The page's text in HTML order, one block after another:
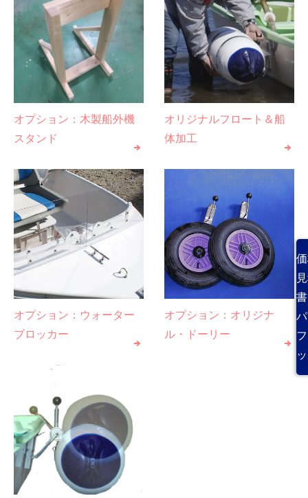
オプション：木製船外機
スタンド
オリジナルフロート＆船
体加工
オプション：ウォーター
ブロッカー
オプション：オリジナ
ル・ドーリー